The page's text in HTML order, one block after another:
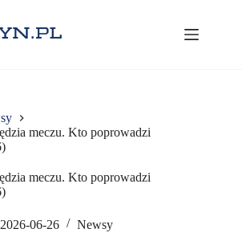
meczu. Kto poprowadzi
meczu. Kto poprowadzi
2026-06-26 Newsy